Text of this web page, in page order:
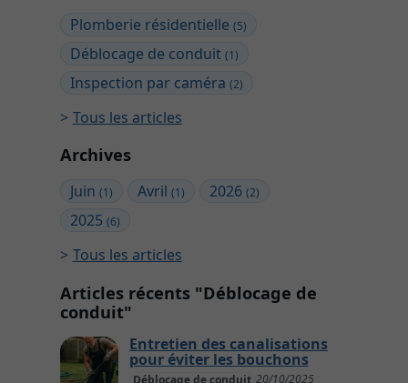
Plomberie résidentielle (5)
Déblocage de conduit (1)
Inspection par caméra (2)
Tous les articles
Archives
Juin (1) Avril(1) 2026(2)
2025 (6)
Tous les articles
Articles récents "Déblocage de
conduit"
Déblocage de conduit 20/10/2025
Entretien des canalisations
pour éviter les bouchons